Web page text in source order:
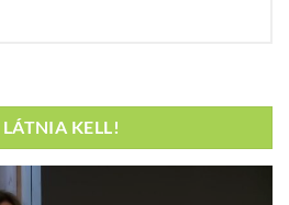
LÁTNIA KELL!